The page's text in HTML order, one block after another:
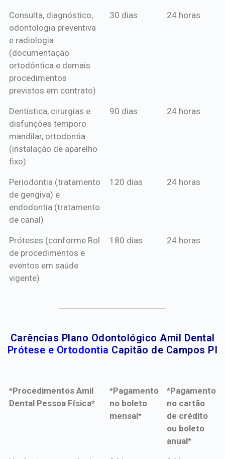
mensal*
de crédito
Consulta, diagnóstico,
odontologia preventiva
e radiologia
(documentação
ortodôntica e demais
procedimentos
previstos em contrato)
30 dias 24 horas
Dentística, cirurgias e
disfunções temporo
mandilar, ortodontia
(instalação de aparelho
fixo)
90 dias 24 horas
Periodontia (tratamento
de gengiva) e
endodontia (tratamento
de canal)
120 dias 24 horas
Próteses (conforme Rol
de procedimentos e
eventos em saúde
vigente)
180 dias 24 horas
Carências Plano Odontológico Amil Dental
Prótese e Ortodontia Capitão de Campos PI
*Procedimentos Amil
Dental Pessoa Física*
*Pagamento
no boleto
mensal*
*Pagamento
no cartão
de crédito
ou boleto
anual*